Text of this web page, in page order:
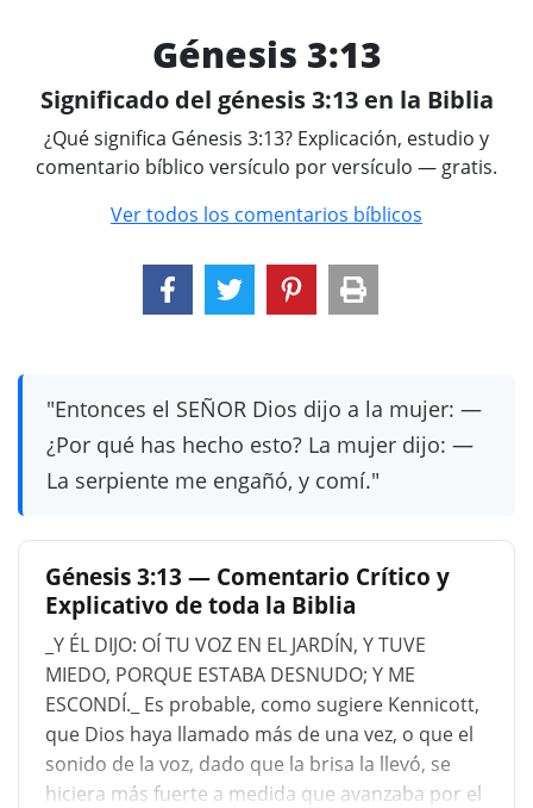
Génesis 3:13
Significado del génesis 3:13 en la Biblia
¿Qué significa Génesis 3:13? Explicación, estudio y
comentario bíblico versículo por versículo — gratis.
Ver todos los comentarios bíblicos
"Entonces el SEÑOR Dios dijo a la mujer: —
¿Por qué has hecho esto? La mujer dijo: —
La serpiente me engañó, y comí."
Génesis 3:13 — Comentario Crítico y
Explicativo de toda la Biblia
_Y ÉL DIJO: OÍ TU VOZ EN EL JARDÍN, Y TUVE
MIEDO, PORQUE ESTABA DESNUDO; Y ME
ESCONDÍ._ Es probable, como sugiere Kennicott,
que Dios haya llamado más de una vez, o que el
sonido de la voz, dado que la brisa la llevó, se
hiciera más fuerte a medida que avanzaba por el